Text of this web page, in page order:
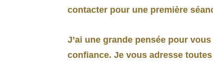
contacter pour une première
J’ai une grande pensée pour
confiance. Je vous adresse